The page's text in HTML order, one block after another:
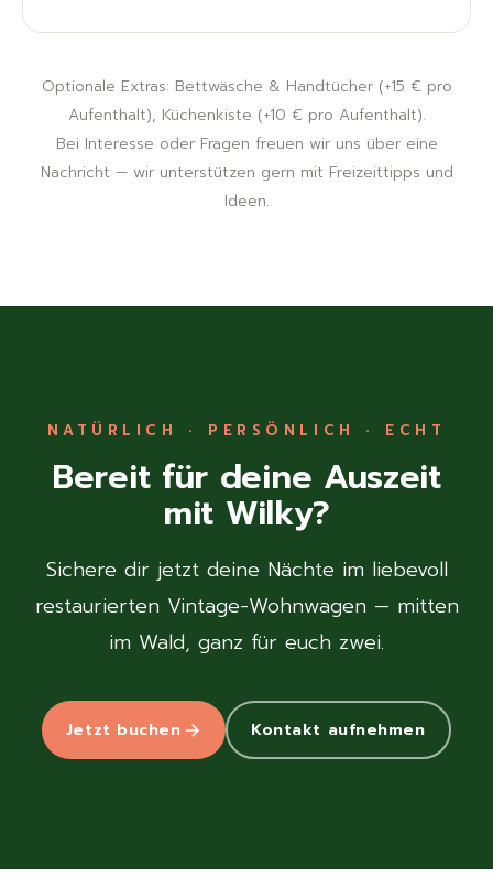
Optionale Extras: Bettwäsche & Handtücher (+15 € pro
Aufenthalt), Küchenkiste (+10 € pro Aufenthalt).
Bei Interesse oder Fragen freuen wir uns über eine
Nachricht — wir unterstützen gern mit Freizeittipps und
Ideen.
NATÜRLICH · PERSÖNLICH · ECHT
Bereit für deine Auszeit
mit Wilky?
Sichere dir jetzt deine Nächte im liebevoll
restaurierten Vintage-Wohnwagen — mitten
im Wald, ganz für euch zwei.
Jetzt buchen Kontakt aufnehmen